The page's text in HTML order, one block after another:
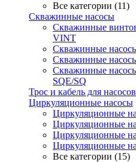
Все категории (11)
Скважинные насосы
Скважинные
VINT
Скважинные
Скважинные
Скважинные
SQE/SQ
Трос и кабель для насосов
Циркуляционные насосы
Циркуляционные
Циркуляционные
Циркуляционные
Циркуляционные
Все категории (15)